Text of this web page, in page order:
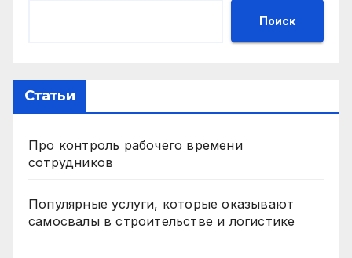
Поиск
Статьи
Про контроль рабочего времени
сотрудников
Популярные услуги, которые оказывают
самосвалы в строительстве и логистике